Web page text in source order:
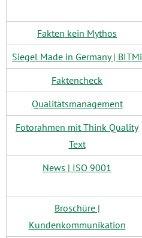
Fakten kein Mythos
Siegel Made in Germany | BITMi
Faktencheck
Qualitätsmanagement
Fotorahmen mit Think Quality
Text
News | ISO 9001
Broschüre |
Kundenkommunikation